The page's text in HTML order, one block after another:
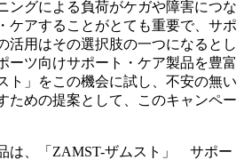
ングによる負荷がケガや障害につな
ケアすることがとても重要で、サポ
活用はその選択肢の一つになるとし
ーツ向けサポート・ケア製品を豊富
ト」をこの機会に試し、不安の無い
ための提案として、このキャンペー
は、「ZAMST-ザムスト」 サポー